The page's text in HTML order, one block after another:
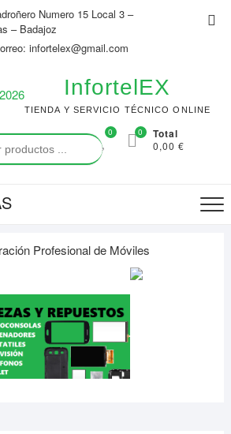
Numero 15 Local 3 –
– Badajoz
infortelex@gmail.com
InfortelEX
TIENDA Y SERVICIO TÉCNICO ONLINE
0 Total
0,00 €
0